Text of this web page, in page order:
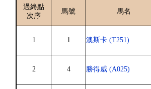
過終點
次序
馬號
馬名
1 1 澳斯卡 (T251)
2 4 勝得威 (A025)